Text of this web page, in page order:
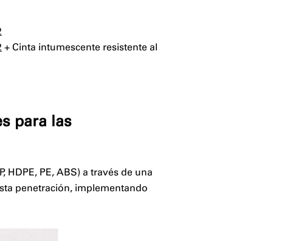
+ Cinta intumescente resistente al
para las
HDPE, PE, ABS) a través de una
penetración, implementando